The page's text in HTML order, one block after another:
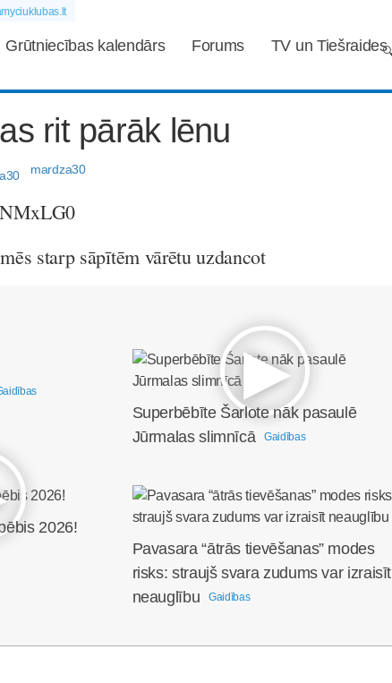
Grūtniecības kalendārs Forums TV un Tiešraides
rit pārāk lēnu
mardza30
starp sāpītēm vārētu uzdancot
Superbēbīte Šarlote nāk pasaulē
Jūrmalas slimnīcā
Gaidības
2026!
Pavasara “ātrās tievēšanas” modes
risks: straujš svara zudums var izraisīt
neauglību
Gaidības